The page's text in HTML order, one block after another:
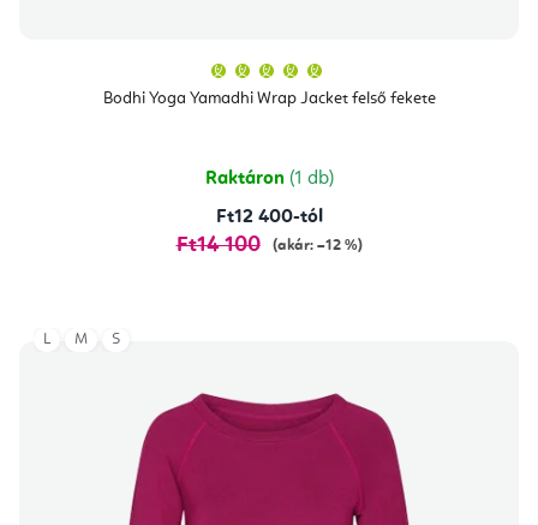
Bodhi Yoga Yamadhi Wrap Jacket felső fekete
átlagos
értékelése
csillag.
Raktáron (1 db)
Ft12 400-tól
Ft14 100 (akár: –12 %)
L M S